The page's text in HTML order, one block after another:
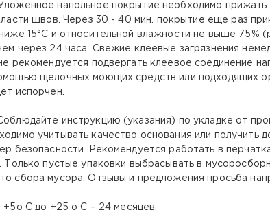
напольное покрытие необходимо прижать
швов. Через 30 - 40 мин. покрытие еще раз
15°С и относительной влажности не выше 75%
через 24 часа. Свежие клеевые загрязнения
рекомендуется подвергать клеевое соединение
щелочных моющих средств или подходящих
испорчен.
инструкцию (указания) по укладке от
учитывать качество основания или получить
безопасности. Рекомендуется работать в
пустые упаковки выбрасывать в
сбора мусора. Отзывы и предложения просьба
+5о С до +25 о С – 24 месяцев.